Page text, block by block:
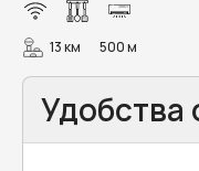
13 км 500 м
Удобства